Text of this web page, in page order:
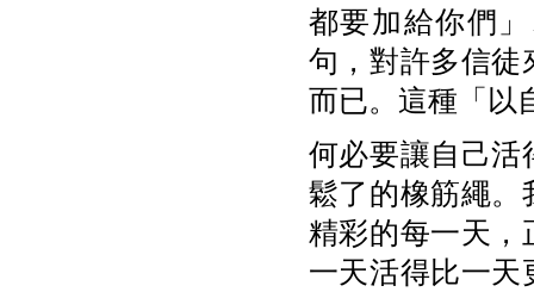
都要加給你們
句，對許多信徒
而已。這種「以
何必要讓自己活
鬆了的橡筋繩。
精彩的每一天，
一天活得比一天